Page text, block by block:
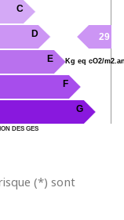
C
D
E
F
G
29
Kg eq cO2/
DES GES
(*) sont